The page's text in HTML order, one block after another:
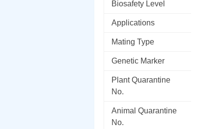
Biosafety Level
Applications
Mating Type
Genetic Marker
Plant Quarantine
No.
Animal Quarantine
No.